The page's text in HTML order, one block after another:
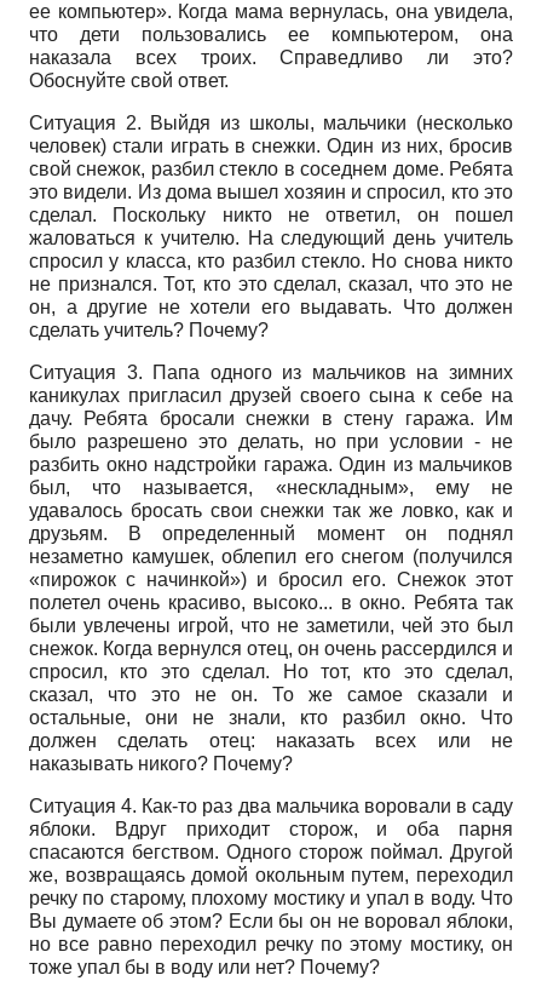
ее компьютер». Когда мама вернулась, она увидела,
что дети пользовались ее компьютером, она
наказала всех троих. Справедливо ли это?
Обоснуйте свой ответ.
Ситуация 2. Выйдя из школы, мальчики (несколько
человек) стали играть в снежки. Один из них, бросив
свой снежок, разбил стекло в соседнем доме. Ребята
это видели. Из дома вышел хозяин и спросил, кто это
сделал. Поскольку никто не ответил, он пошел
жаловаться к учителю. На следующий день учитель
спросил у класса, кто разбил стекло. Но снова никто
не признался. Тот, кто это сделал, сказал, что это не
он, а другие не хотели его выдавать. Что должен
сделать учитель? Почему?
Ситуация 3. Папа одного из мальчиков на зимних
каникулах пригласил друзей своего сына к себе на
дачу. Ребята бросали снежки в стену гаража. Им
было разрешено это делать, но при условии - не
разбить окно надстройки гаража. Один из мальчиков
был, что называется, «нескладным», ему не
удавалось бросать свои снежки так же ловко, как и
друзьям. В определенный момент он поднял
незаметно камушек, облепил его снегом (получился
«пирожок с начинкой») и бросил его. Снежок этот
полетел очень красиво, высоко... в окно. Ребята так
были увлечены игрой, что не заметили, чей это был
снежок. Когда вернулся отец, он очень рассердился и
спросил, кто это сделал. Но тот, кто это сделал,
сказал, что это не он. То же самое сказали и
остальные, они не знали, кто разбил окно. Что
должен сделать отец: наказать всех или не
наказывать никого? Почему?
Ситуация 4. Как-то раз два мальчика воровали в саду
яблоки. Вдруг приходит сторож, и оба парня
спасаются бегством. Одного сторож поймал. Другой
же, возвращаясь домой окольным путем, переходил
речку по старому, плохому мостику и упал в воду. Что
Вы думаете об этом? Если бы он не воровал яблоки,
но все равно переходил речку по этому мостику, он
тоже упал бы в воду или нет? Почему?